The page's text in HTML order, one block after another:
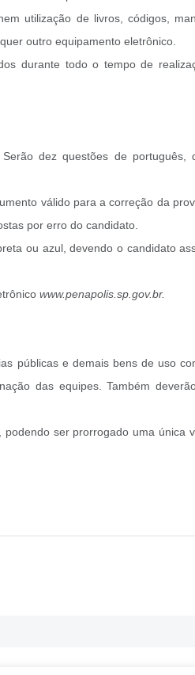
utilização de livros, códigos,
outro equipamento eletrônico.
durante todo o tempo de
dez questões de português,
válido para a correção da
por erro do candidato.
ou azul, devendo o candidato
www.penapolis.sp.gov.br.
públicas e demais bens de uso
das equipes. Também
ser prorrogado uma única